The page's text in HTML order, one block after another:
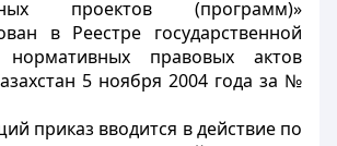
проектов (программ)»
в Реестре государственной
нормативных правовых актов
5 ноября 2004 года за №
приказ вводится в действие по